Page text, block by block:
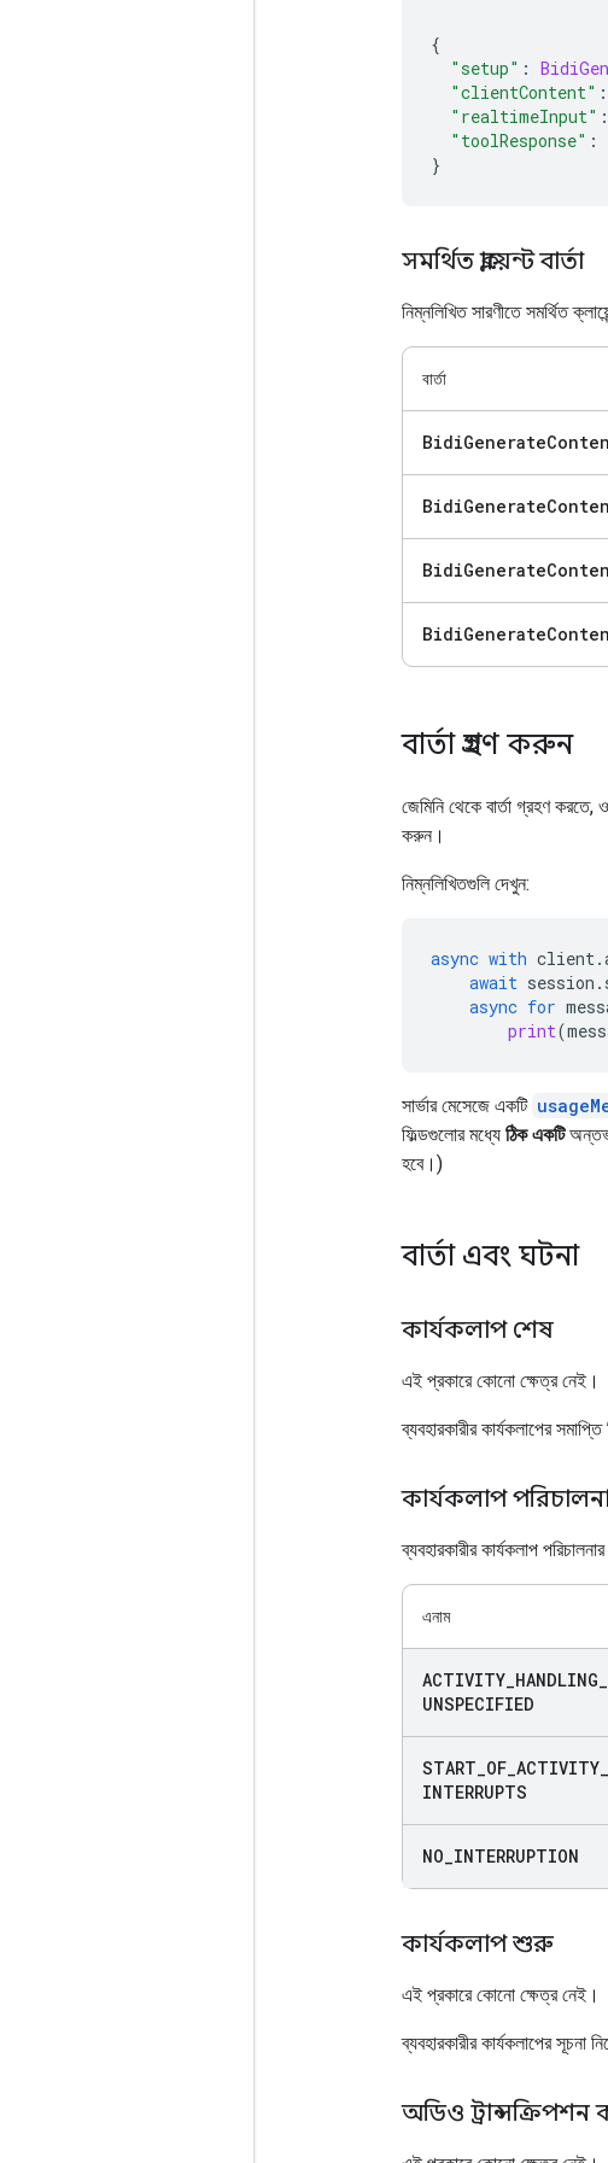
{
"setup" :
"clientContent" :
"realtimeInput" :
"toolResponse" :
}
সমর্থিত ক্লায়েন্ট বার্তা
নিম্নলিখিত সারণীতে সমর্থিত
বার্তা
BidiGenerate
BidiGenerate
BidiGenerate
BidiGenerate
বার্তা গ্রহণ করুন
জেমিনি থেকে বার্তা গ্রহণ করতে,
করুন।
নিম্নলিখিতগুলি দেখুন:
async with client.
await session .
async for
print(
সার্ভার মেসেজে একটি
ফিল্ডগুলোর মধ্যে ঠিক একটি
হবে।)
বার্তা এবং ঘটনা
কার্যকলাপ শেষ
এই প্রকারে কোনো ক্ষেত্র নেই।
ব্যবহারকারীর কার্যকলাপের সমাপ্তি
কার্যকলাপ
ব্যবহারকারীর কার্যকলাপ
এনাম
ACTIVITY HANDLING
UNSPECIFIED
START OF ACTIVITY
INTERRUPTS
NO INTERRUPTION
কার্যকলাপ শুরু
এই প্রকারে কোনো ক্ষেত্র নেই।
ব্যবহারকারীর কার্যকলাপের সূচনা
অডিও